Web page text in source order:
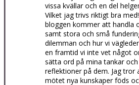
vissa kvällar och en del
Vilket jag trivs riktigt bra
bloggen kommer att handla
samt stora och små
dilemman och hur vi
en framtid vi inte vet något
sätta ord på mina tankar
reflektioner på dem. Jag
mötet nya kunskaper föds